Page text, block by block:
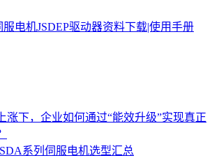
电机JSDEP驱动器资料下载|使用手册
涨下，企业如何通过“能效升级”实现真正
系列伺服电机选型汇总